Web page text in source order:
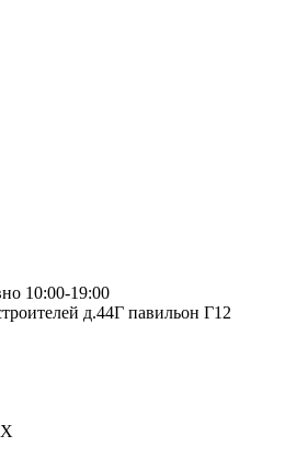
10:00-19:00
д.44Г павильон Г12